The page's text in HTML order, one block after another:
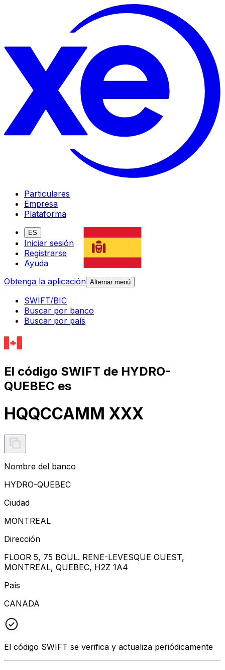
Particulares
Empresa
Plataforma
ES
Iniciar sesión
Registrarse
Ayuda
Obtenga la aplicación Alternar menú
SWIFT/BIC
Buscar por banco
Buscar por país
El código SWIFT de HYDRO-
QUEBEC es
HQQCCAMM XXX
Nombre del banco
HYDRO-QUEBEC
Ciudad
MONTREAL
Dirección
FLOOR 5, 75 BOUL. RENE-LEVESQUE OUEST,
MONTREAL, QUEBEC, H2Z 1A4
País
CANADA
El código SWIFT se verifica y actualiza periódicamente